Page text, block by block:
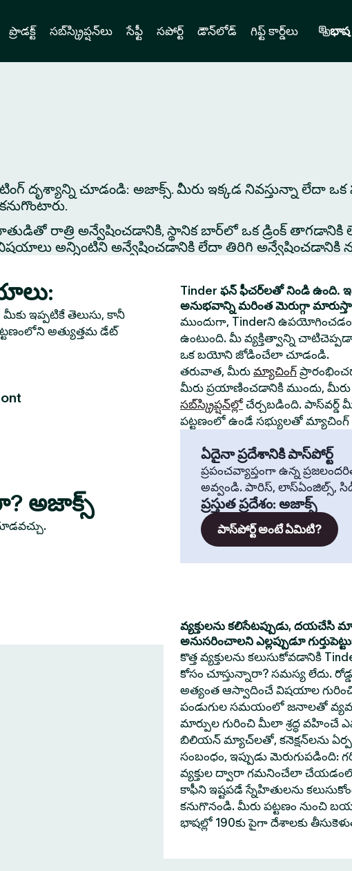
ప్రొడక్ట్ సబ్‌స్క్రిప్షన్‌లు సేఫ్టీ సపోర్ట్ డౌన్‌లోడ్ గిఫ్ట్ కార్డ్‌లు భాష
దృశ్యాన్ని చూడండి: అజాక్స్. మీరు ఇక్కడ నివస్తున్నా లేదా
రాత్రి అన్వేషించడానికి, స్థానిక బార్‌లో ఒక డ్రింక్
అన్నింటిని అన్వేషించడానికి లేదా తిరిగి అన్వేషించడానికి
మీకు ఇప్పటికే తెలుసు, కానీ
అత్యుత్తమ డేట్
అజాక్స్
Tinder ఫన్ ఫీచర్‌లతో నిండి ఉంది.
అనుభవాన్ని మరింత మెరుగ్గా
ముందుగా, Tinderని
ఉంటుంది. మీ వ్యక్తిత్వాన్ని
ఒక బయోని జోడించేలా చూడండి.
తరువాత, మీరు మ్యాచింగ్
మీరు ప్రయాణించడానికి ముందు, మీరు
సబ్‌స్క్రిప్షన్‌ల్లో చేర్చబడింది.
పట్టణంలో ఉండే సభ్యులతో మ్యాచింగ్
ఏదైనా ప్రదేశానికి పాస్‌పోర్ట్
ప్రపంచవ్యాప్తంగా ఉన్న
అవ్వండి. పారిస్, లాస్‌ఏంజిల్స్,
ప్రస్తుత ప్రదేశం: అజాక్స్
పాస్‌పోర్ట్ అంటే ఏమిటి?
వ్యక్తులను కలిసేటప్పుడు, దయచేసి
అనుసరించాలని ఎల్లప్పుడూ
కొత్త వ్యక్తులను కలుసుకోవడానికి
కోసం చూస్తున్నారా? సమస్య లేదు.
అత్యంత ఆస్వాదించే విషయాల
పండుగుల సమయంలో జనాలతో
మార్పుల గురించి మీలా శ్రద్ధ వహించే
బిలియన్ మ్యాచ్‌లతో, కనెక్షన్‌లను
సంబంధం, ఇప్పుడు
వ్యక్తుల ద్వారా గమనించేలా
కాఫీని ఇష్టపడే స్నేహితులను
కనుగొనండి. మీరు పట్టణం నుంచి
భాషల్లో 190కు పైగా దేశాలకు